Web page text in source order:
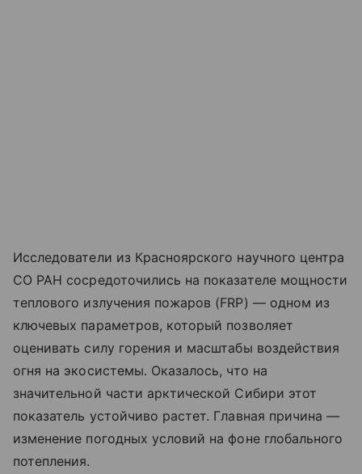
Исследователи из Красноярского научного центра
СО РАН сосредоточились на показателе мощности
теплового излучения пожаров (FRP) — одном из
ключевых параметров, который позволяет
оценивать силу горения и масштабы воздействия
огня на экосистемы. Оказалось, что на
значительной части арктической Сибири этот
показатель устойчиво растет. Главная причина —
изменение погодных условий на фоне глобального
потепления.